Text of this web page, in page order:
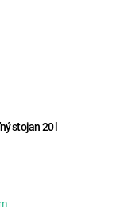
stojan 20 l